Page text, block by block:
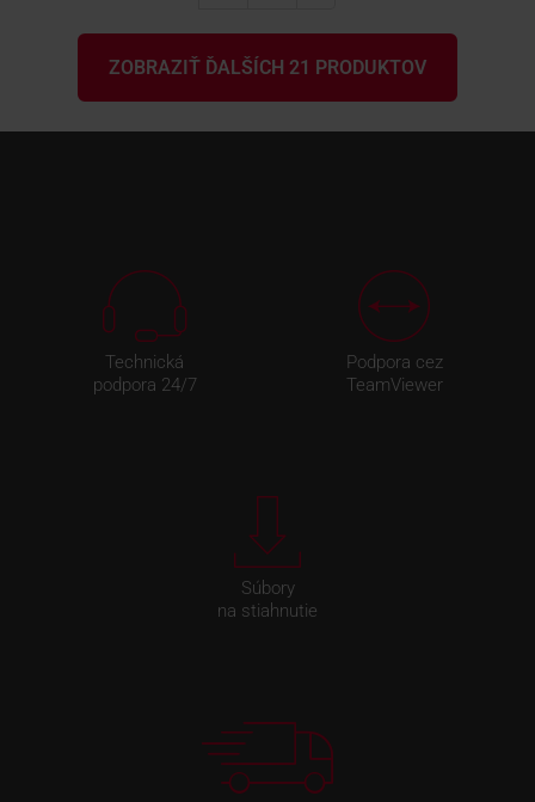
ZOBRAZIŤ ĎALŠÍCH 21 PRODUKTOV
Technická
podpora 24/7
Podpora cez
TeamViewer
Súbory
na stiahnutie